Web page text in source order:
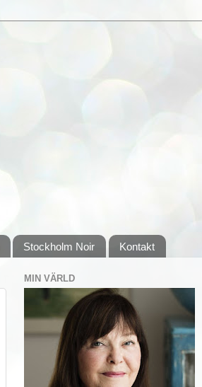
Stockholm Noir Kontakt
MIN VÄRLD